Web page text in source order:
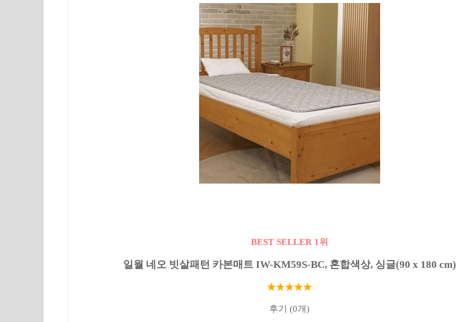
BEST SELLER 1위
일월 네오 빗살패턴 카본매트 IW-KM59S-BC, 혼합색상, 싱글(90 x 180 cm)
★★★★★
후기 (0개)